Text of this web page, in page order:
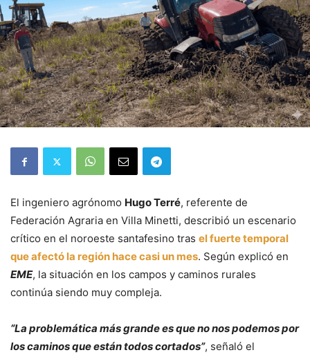
El ingeniero agrónomo Hugo Terré, referente de
Federación Agraria en Villa Minetti, describió un escenario
crítico en el noroeste santafesino tras el fuerte temporal
que afectó la región hace casi un mes. Según explicó en
EME, la situación en los campos y caminos rurales
continúa siendo muy compleja.
“La problemática más grande es que no nos podemos por
los caminos que están todos cortados”, señaló el